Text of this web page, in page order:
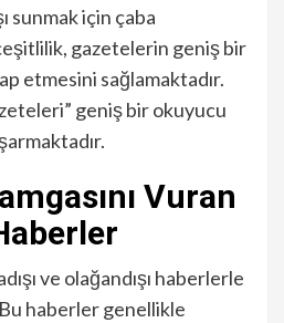
sunmak için çaba
gazetelerin geniş bir
etmesini sağlamaktadır.
geniş bir okuyucu
Vuran
ve olağandışı haberlerle
haberler genellikle